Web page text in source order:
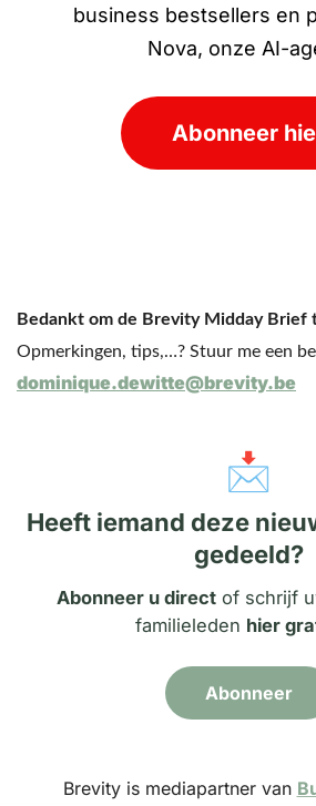
business bestsellers en
Nova, onze AI-
Abonneer
Bedankt om de Brevity Midday Brief
dominique.dewitte@brevity.be
📩
Heeft iemand deze
gedeeld?
Abonneer u direct of schrijf
familieleden hier
Abonneer
Brevity is mediapartner van